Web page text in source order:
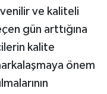
ve kaliteli
gün arttığına
kalite
önem